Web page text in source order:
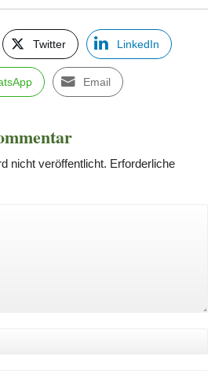
Twitter LinkedIn
Email
nicht veröffentlicht. Erforderliche